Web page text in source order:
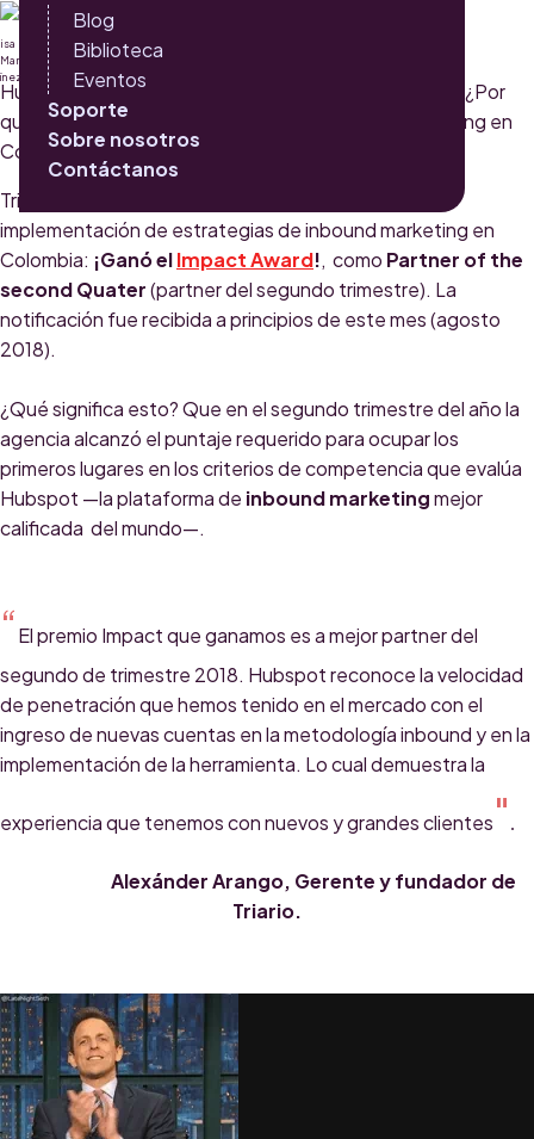
Blog
Biblioteca
Eventos
Soporte
Sobre nosotros
Contáctanos
LUISA MARTÍNEZ
Hubspot premia a sus aliados con mejor desempeño. ¿Por
qué Triario avanza para ser el líder en inbound marketing en
Colombia?
Triario ha demostrado capacidad de liderazgo en la
implementación de estrategias de inbound marketing en
Colombia: ¡Ganó elImpact Award!, como Partner of the
second Quater(partner del segundo trimestre). La
notificación fue recibida a principios de este mes (agosto
2018).
¿Qué significa esto? Que en el segundo trimestre del año la
agencia alcanzó el puntaje requerido para ocupar los
primeros lugares en los criterios de competencia que evalúa
Hubspot —la plataforma de inbound marketingmejor
calificada del mundo—.
“El premio Impact que ganamos es a mejor partner del
segundo de trimestre 2018. Hubspot reconoce la velocidad
de penetración que hemos tenido en el mercado con el
ingreso de nuevas cuentas en la metodología inbound y en la
implementación de la herramienta. Lo cual demuestra la
experiencia que tenemos con nuevos y grandes clientes" .
Alexánder Arango, Gerente y fundador de
Triario.